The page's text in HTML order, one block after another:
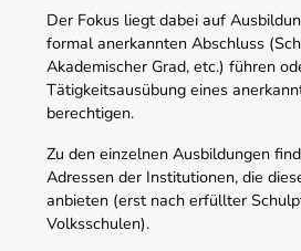
Der Fokus liegt dabei auf
formal anerkannten Abschluss
Akademischer Grad, etc.) führen
Tätigkeitsausübung eines
berechtigen.
Zu den einzelnen Ausbildungen
Adressen der Institutionen, die
anbieten (erst nach erfüllter
Volksschulen).